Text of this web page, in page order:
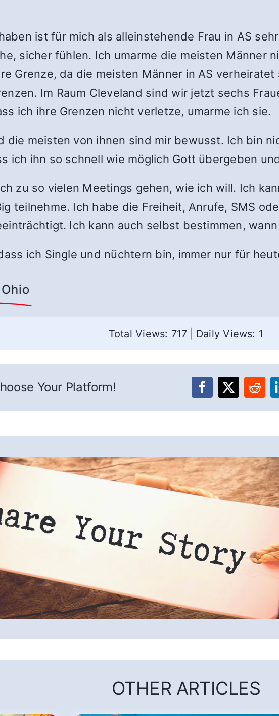
ist für mich als alleinstehende Frau in AS
sicher fühlen. Ich umarme die meisten Männer
Grenze, da die meisten Männer in AS
Im Raum Cleveland sind wir jetzt sechs
ich ihre Grenzen nicht verletze, umarme ich sie.
die meisten von ihnen sind mir bewusst. Ich bin
ich ihn so schnell wie möglich Gott übergeben
zu so vielen Meetings gehen, wie ich will. Ich
teilnehme. Ich habe die Freiheit, Anrufe, SMS
Ich kann auch selbst bestimmen,
ich Single und nüchtern bin, immer nur für
Total Views: 717 Daily Views: 1
Your Platform!
OTHER ARTICLES